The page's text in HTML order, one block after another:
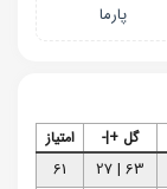
پارما
گل +|- امتیاز
63 | 27
61